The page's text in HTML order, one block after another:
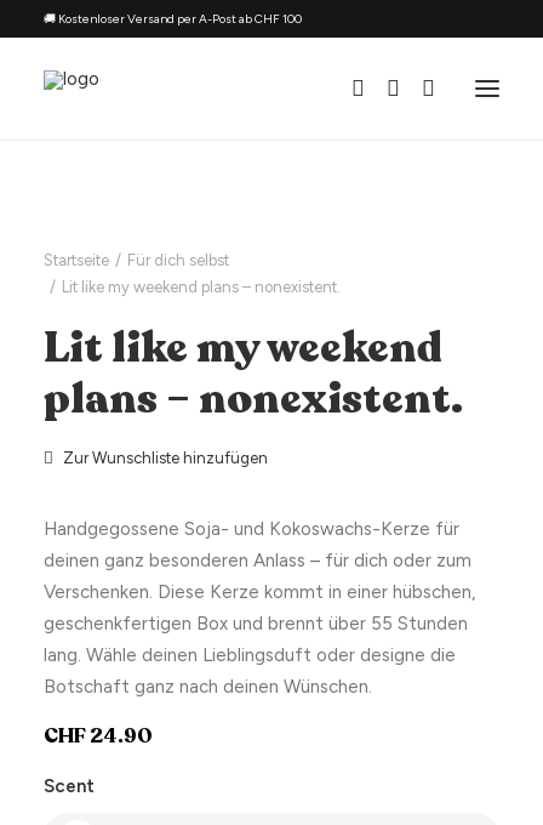
🚚 Kostenloser Versand per A-Post ab CHF 100
Nach Anlass
Geschenk für
Thema
Nachfüllset
Über uns
Kontakt
Startseite
Für dich selbst
Lit like my weekend plans – nonexistent.
Lit like my weekend
plans – nonexistent.
Zur Wunschliste hinzufügen
Handgegossene Soja- und Kokoswachs-Kerze für
deinen ganz besonderen Anlass – für dich oder zum
Verschenken. Diese Kerze kommt in einer hübschen,
geschenkfertigen Box und brennt über 55 Stunden
lang. Wähle deinen Lieblingsduft oder designe die
Botschaft ganz nach deinen Wünschen.
CHF24.90
Scent